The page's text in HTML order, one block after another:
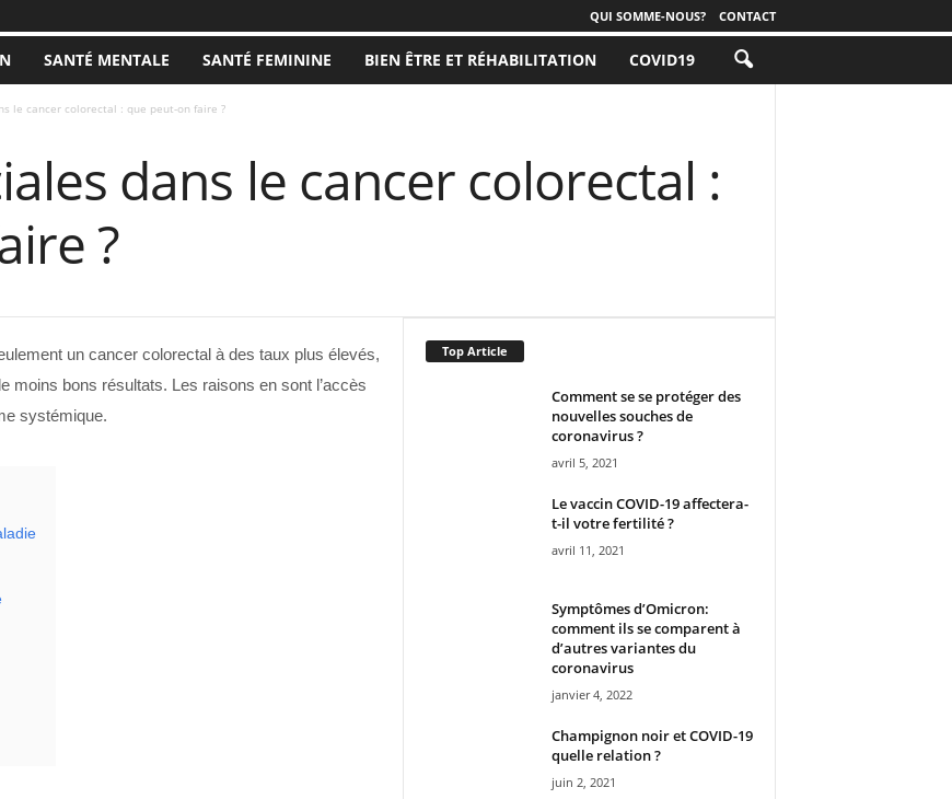
QUI SOMME-NOUS? CONTACT
SANTÉ MENTALE SANTÉ FEMININE BIEN ÊTRE ET RÉHABILITATION COVID19
le cancer colorectal : que peut-on faire ?
dans le cancer colorectal :
?
un cancer colorectal à des taux plus élevés,
moins bons résultats. Les raisons en sont l’accès
systémique.
Top Article
Comment se se protéger des
nouvelles souches de
coronavirus ?
avril 5, 2021
Le vaccin COVID-19 affectera-
t-il votre fertilité ?
avril 11, 2021
Symptômes d’Omicron:
comment ils se comparent à
d’autres variantes du
coronavirus
janvier 4, 2022
Champignon noir et COVID-19
quelle relation ?
juin 2, 2021